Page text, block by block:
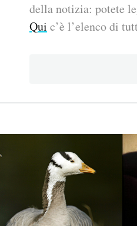
Altrecose
della notizia: potete
Qui c’è l’elenco di